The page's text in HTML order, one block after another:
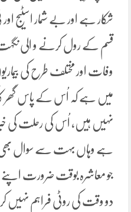
شکار ہے اور بے شمار اسٹیج
قسم کے رول کرنے و الی
وفات اور مختلف طرح کی
میں ہے کہ اُس کے پاس گھر
نہیں ہیں، اُس کی رحلت کی
ہے وہاں بہت سے سوال بھی
جو معاشرہ بوقت ضرورت اپنے
دو وقت کی روٹی فراہم نہیں